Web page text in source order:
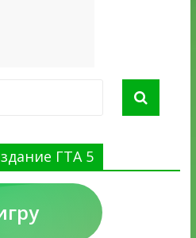
ГТА 5